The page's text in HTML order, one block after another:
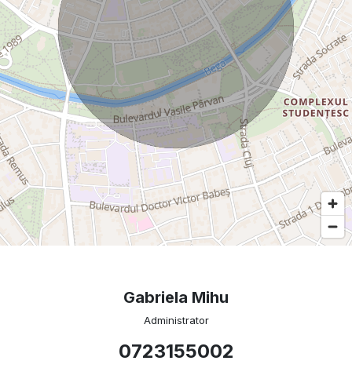
Gabriela Mihu
Administrator
0723155002